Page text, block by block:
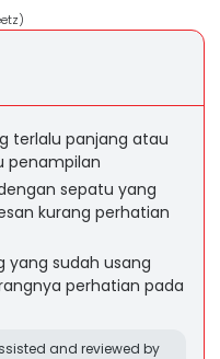
terlalu panjang atau
penampilan
sepatu yang
kurang perhatian
yang sudah usang
perhatian pada
and reviewed by